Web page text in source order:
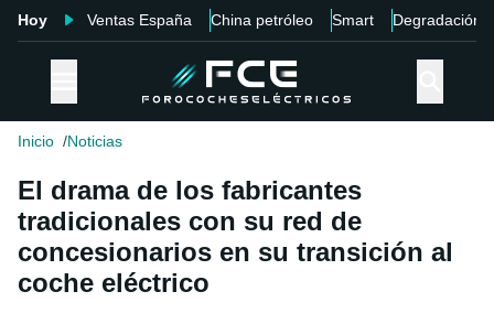
Hoy Ventas España China petróleo Smart Degradación
Inicio Noticias
El drama de los fabricantes
tradicionales con su red de
concesionarios en su transición al
coche eléctrico